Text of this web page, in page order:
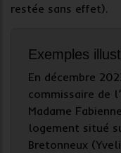
restée sans effet).
Exemples
En décembre
commissaire de
Madame
logement situé
Bretonneux